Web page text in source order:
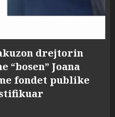
drejtorin
“bosen” Joana
fondet publike